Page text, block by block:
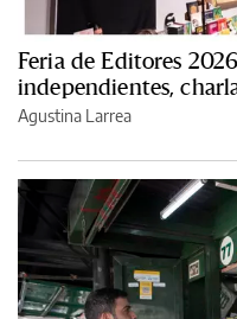
Feria de Editores
independientes,
Agustina Larrea